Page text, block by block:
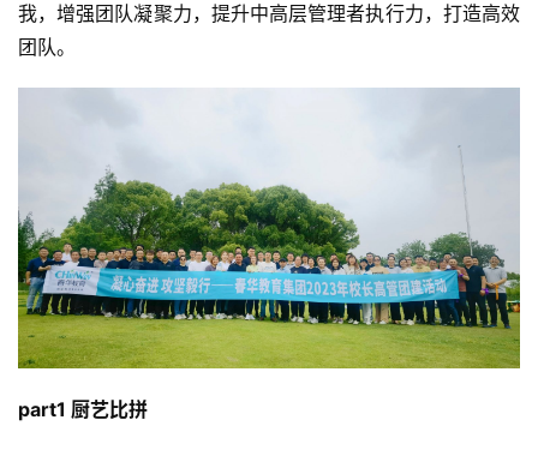
我，增强团队凝聚力，提升中高层管理者执行力，打造高效
团队。
part1 厨艺比拼